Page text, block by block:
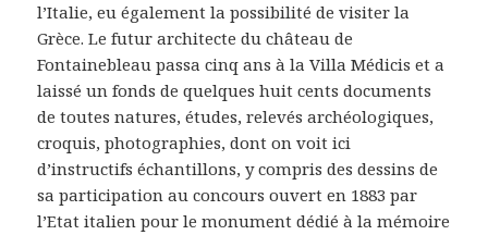
l’Italie, eu également la possibilité de visiter la
Grèce. Le futur architecte du château de
Fontainebleau passa cinq ans à la Villa Médicis et a
laissé un fonds de quelques huit cents documents
de toutes natures, études, relevés archéologiques,
croquis, photographies, dont on voit ici
d’instructifs échantillons, y compris des dessins de
sa participation au concours ouvert en 1883 par
l’Etat italien pour le monument dédié à la mémoire